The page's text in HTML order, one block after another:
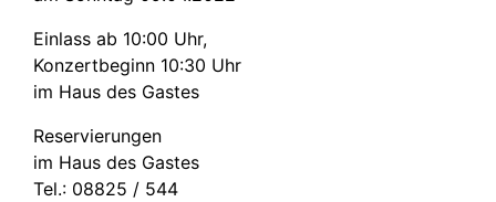
Einlass ab 10:00 Uhr,
Konzertbeginn 10:30 Uhr
im Haus des Gastes
Reservierungen
im Haus des Gastes
Tel.: 08825 / 544